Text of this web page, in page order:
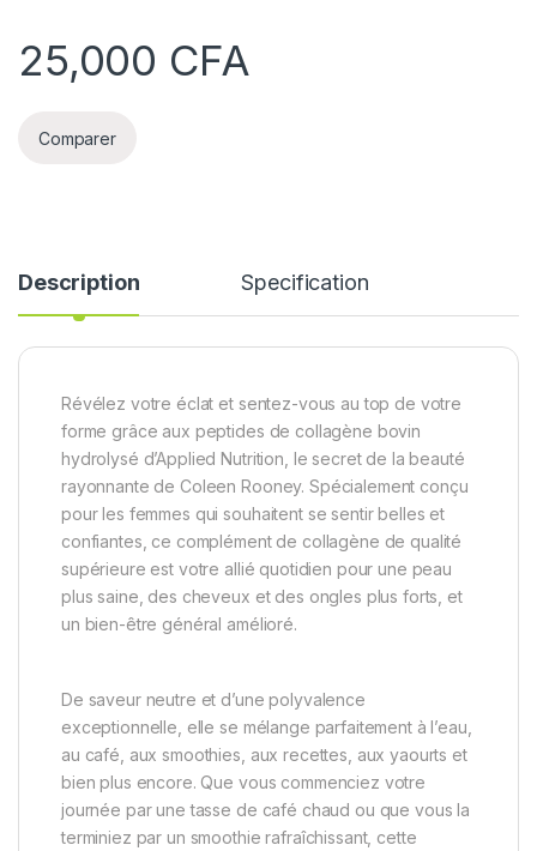
25,000 CFA
Comparer
Description Specification
Révélez votre éclat et sentez-vous au top de votre
forme grâce aux peptides de collagène bovin
hydrolysé d’Applied Nutrition, le secret de la beauté
rayonnante de Coleen Rooney. Spécialement conçu
pour les femmes qui souhaitent se sentir belles et
confiantes, ce complément de collagène de qualité
supérieure est votre allié quotidien pour une peau
plus saine, des cheveux et des ongles plus forts, et
un bien-être général amélioré.
De saveur neutre et d’une polyvalence
exceptionnelle, elle se mélange parfaitement à l’eau,
au café, aux smoothies, aux recettes, aux yaourts et
bien plus encore. Que vous commenciez votre
journée par une tasse de café chaud ou que vous la
terminiez par un smoothie rafraîchissant, cette